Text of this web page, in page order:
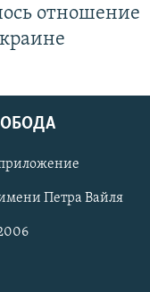
отношение
Петра Вайля